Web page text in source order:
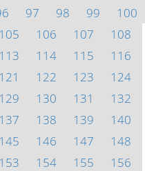
97 98 99
100
105 106 107
108
113 114 115
116
121 122 123
124
129 130 131
132
137 138 139
140
145 146 147
148
153 154 155
156